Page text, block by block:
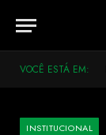
VOCÊ ESTÁ EM:
INSTITUCIONAL